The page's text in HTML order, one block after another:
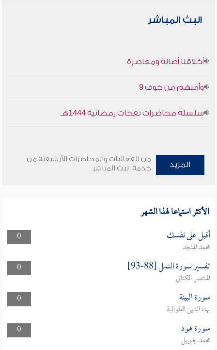
البث المباشر
أخلاقنا أصالة ومعاصرة
وأمنهم من خوف 9
سلسلة محاضرات نفحات رمضانية 1444هـ
المزيد
من الفعاليات والمحاضرات الأرشيفية من
خدمة البث المباشر
الأكثر استماعا لهذا الشهر
0 أقبل على نفسك
محمد المنجد
0
تفسير سورة النمل [88-93]
المنتصر الكتاني
0
سورة البينة
بهاء الدين الطوالبة
0
سورة هود
محمد جبريل